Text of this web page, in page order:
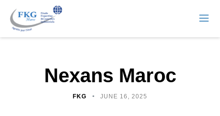
Nexans Maroc
FKG JUNE 16, 2025